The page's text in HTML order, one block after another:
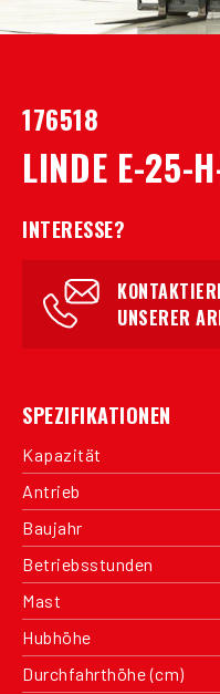
176518
LINDE E-25-
INTERESSE?
UNSERER
SPEZIFIKATIONEN
Kapazität
Antrieb
Baujahr
Betriebsstunden
Mast
Hubhöhe
Durchfahrthöhe (cm)